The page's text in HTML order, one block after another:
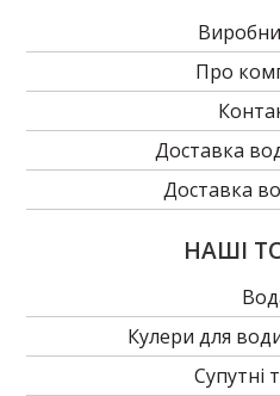
Про
Доставка
Доставка
НАШІ
Кулери для
Супутні